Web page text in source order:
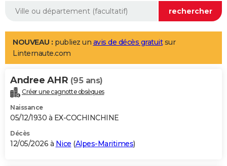
Aménagement intérieur
LIFESTYLE
Art de vivre
Bien-être
Loisirs
Mode
Modes de vie
Alimentation
Guide de la santé
Maladies
Médicaments
Sommeil
VOYAGE
Destinations
City break
Voyage nature
Voyage de noces
Forum
Climat
+PHOTO
GUIDES D'ACHAT
BONS PLANS
NOUVEAU : publiez un avis de décès gratuitsur
Linternaute.com
Andree AHR (95 ans)
Créer une cagnotte obsèques
Naissance
05/12/1930 à EX-COCHINCHINE
Décès
12/05/2026 à Nice (Alpes-Maritimes)